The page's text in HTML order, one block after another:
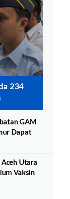
234
GAM
Dapat
Utara
Vaksin